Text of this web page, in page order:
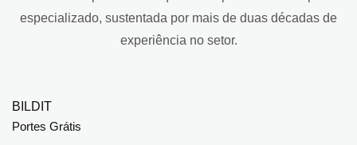
especializado, sustentada por mais de duas décadas de
experiência no setor.
BILDIT
Portes Grátis